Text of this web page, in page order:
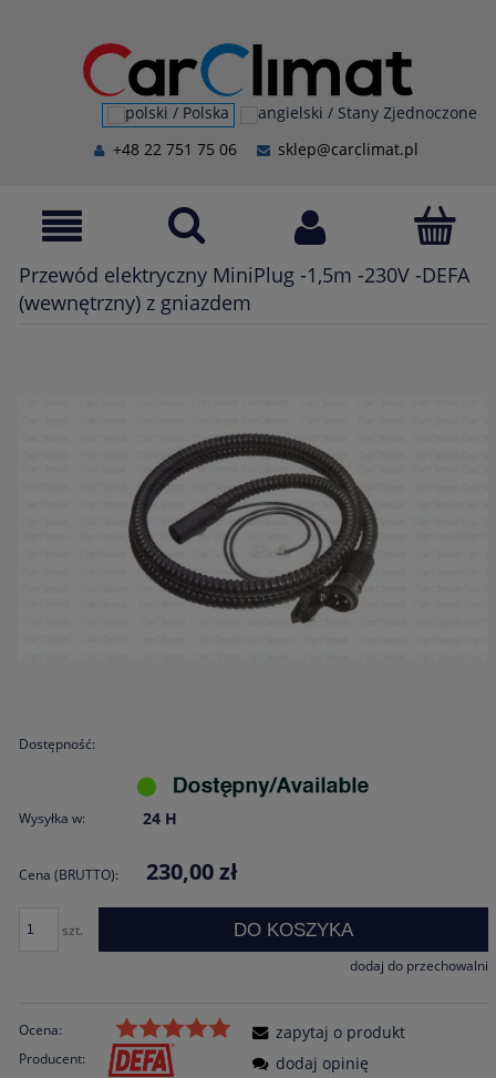
+48 22 751 75 06 sklep@carclimat.pl
Przewód elektryczny MiniPlug -1,5m -230V -DEFA
(wewnętrzny) z gniazdem
Dostępność:
Wysyłka w: 24 H
Cena (BRUTTO): 230,00 zł
szt. DO KOSZYKA
dodaj do przechowalni
Ocena:
Producent:
zapytaj o produkt
dodaj opinię